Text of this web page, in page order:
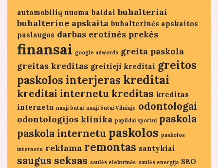
automobilių nuoma baldai buhalteriai
buhalterine apskaita buhalterinės apskaitos
paslaugos darbas erotinės prekės
finansai google adwords greita paskola
greitas kreditas greitieji kreditai greitos
paskolos interjeras kreditai
kreditai internetu kreditas kreditas
internetu nauji butai nauji butai Vilniuje odontologai
odontologijos klinika papildai sportui paskola
paskola internetu paskolos paskolos
internetu reklama remontas santykiai
saugus seksas saulės elektrinės saulės energija SEO